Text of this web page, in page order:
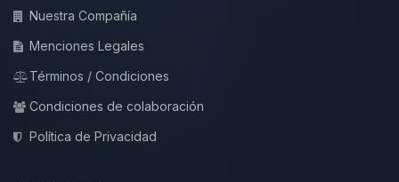
Nuestra Compañía
Menciones Legales
Términos / Condiciones
Condiciones de colaboración
Política de Privacidad